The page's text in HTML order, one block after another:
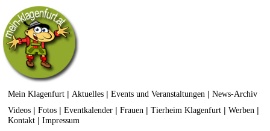
Mein Klagenfurt | Aktuelles |Events und Veranstaltungen |News-Archiv
Videos |Fotos |Eventkalender |Frauen |Tierheim Klagenfurt |Werben |
Kontakt |Impressum